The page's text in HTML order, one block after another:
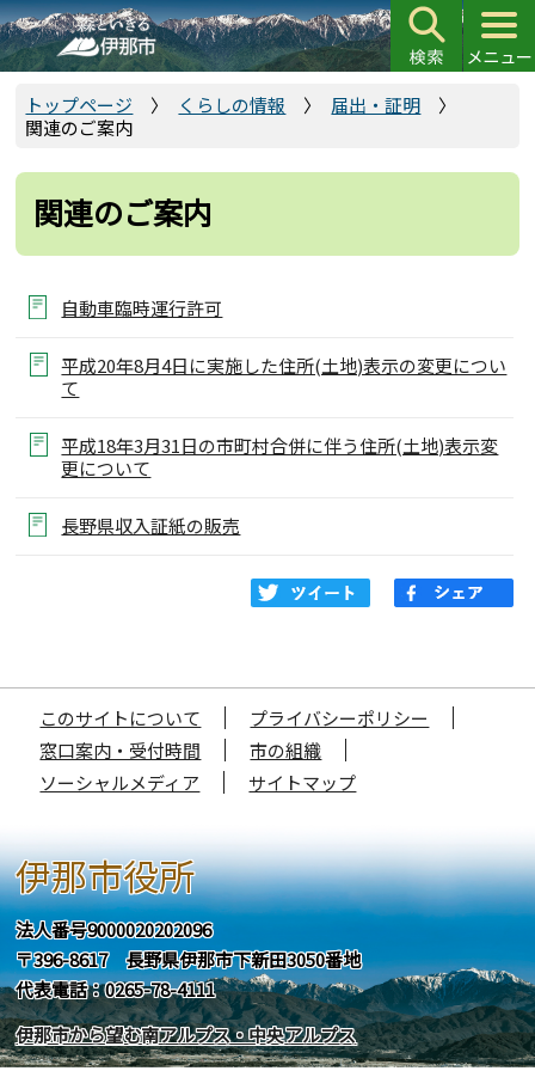
こ
の
ペ
で
トップページ くらしの情報
届出・証明
関連のご案内
関連のご案内
自動車臨時運行許可
平成20年8月4日に実施した住所(土地)表示の変更につい
て
平成18年3月31日の市町村合併に伴う住所(土地)表示変
更について
長野県収入証紙の販売
このサイトについて
プライバシーポリシー
窓口案内・受付時間
市の組織
ソーシャルメディア
サイトマップ
伊那市役所
法人番号9000020202096
〒396-8617 長野県伊那市下新田3050番地
代表電話：0265-78-4111
伊那市から望む南アルプス・中央アルプス